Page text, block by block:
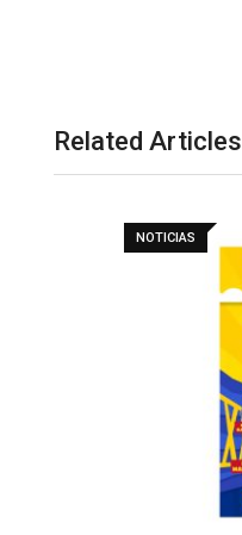
Related Articles